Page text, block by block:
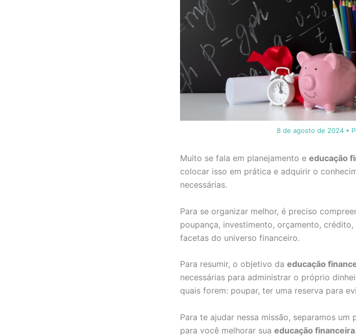
8 de agosto de 2024 •
Muito se fala em planejamento e educação
colocar isso em prática e adquirir o
necessárias.
Para se organizar melhor, é preciso
poupança, investimento, orçamento,
facetas do universo financeiro.
Para resumir, o objetivo da educação
necessárias para administrar o próprio
quais forem: poupar, ter uma reserva para
Para te ajudar nessa missão, separamos
para você melhorar sua educação financeira.